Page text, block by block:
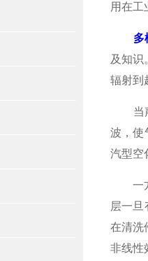
用在工
多
及知识
辐射到
当声
波，使
汽型空
一方
层一
在清洗
非线性